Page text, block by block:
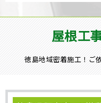
屋根工
徳島地域密着施工！ご